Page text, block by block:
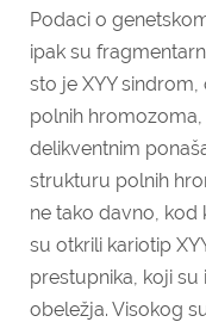
Podaci o
ipak su
sto je XYY
polnih
delikventnim
strukturu polnih
ne tako davno, kod
su otkrili kariotip
prestupnika, koji
obeležja. Visokog